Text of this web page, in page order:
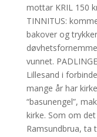
mottar KRIL 150
TINNITUS:
bakover og
vunnet.
Lillesand i
mange år har
“basunengel”,
kirke. Som om
Ramsundbrua, ta